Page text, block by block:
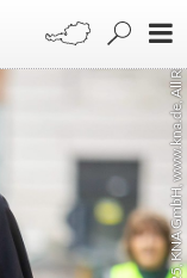
Copyright 2025, KNA GmbH, www.kna.de, All Rights Reserved